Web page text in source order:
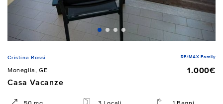
Cristina Rossi RE/MAX Family
Moneglia, GE
1.000€
Casa Vacanze